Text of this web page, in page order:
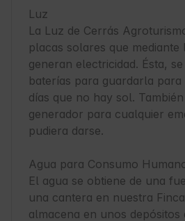
Luz
La Luz de Cerrás
placas solares que
generan electricidad. Ésta,
baterías para guardarla
días que no hay sol.
generador para cualquier
pudiera darse.
Agua para Consumo
El agua se obtiene de una
una cantera en nuestra
almacena en unos